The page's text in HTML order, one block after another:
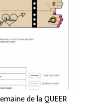
de la QUEER